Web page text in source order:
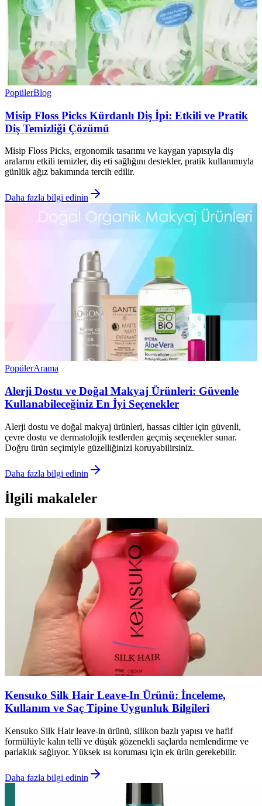
PopülerBlog
Misip Floss Picks Kürdanlı Diş İpi: Etkili ve Pratik
Diş Temizliği Çözümü
Misip Floss Picks, ergonomik tasarımı ve kaygan yapısıyla diş
aralarını etkili temizler, diş eti sağlığını destekler, pratik kullanımıyla
günlük ağız bakımında tercih edilir.
Daha fazla bilgi edinin
PopülerArama
Alerji Dostu ve Doğal Makyaj Ürünleri: Güvenle
Kullanabileceğiniz En İyi Seçenekler
Alerji dostu ve doğal makyaj ürünleri, hassas ciltler için güvenli,
çevre dostu ve dermatolojik testlerden geçmiş seçenekler sunar.
Doğru ürün seçimiyle güzelliğinizi koruyabilirsiniz.
Daha fazla bilgi edinin
İlgili makaleler
Kensuko Silk Hair Leave-In Ürünü: İnceleme,
Kullanım ve Saç Tipine Uygunluk Bilgileri
Kensuko Silk Hair leave-in ürünü, silikon bazlı yapısı ve hafif
formülüyle kalın telli ve düşük gözenekli saçlarda nemlendirme ve
parlaklık sağlıyor. Yüksek ısı koruması için ek ürün gerekebilir.
Daha fazla bilgi edinin